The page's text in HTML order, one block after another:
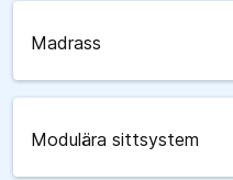
Madrass
Modulära sittsystem